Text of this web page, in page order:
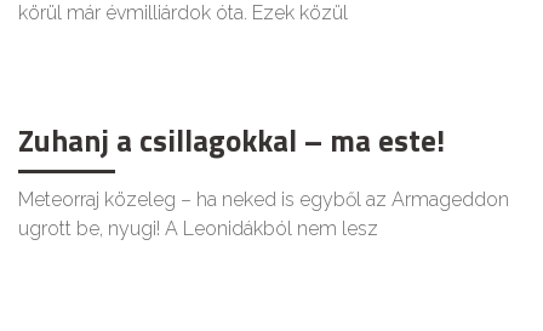
körül már évmilliárdok óta. Ezek közül
Zuhanj a csillagokkal – ma este!
Meteorraj közeleg – ha neked is egyből az Armageddon
ugrott be, nyugi! A Leonidákból nem lesz